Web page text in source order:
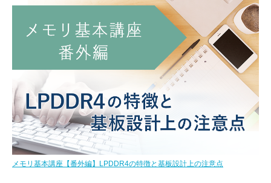
メモリ基本講座【番外編】LPDDR4の特徴と基板設計上の注意点